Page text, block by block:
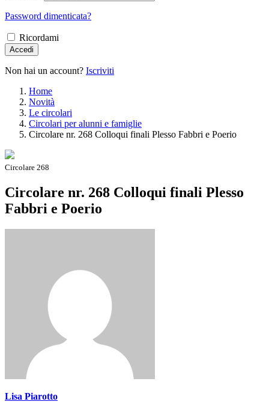
Password dimenticata?
Ricordami
Accedi
Non hai un account? Iscriviti
Home
Novità
Le circolari
Circolari per alunni e famiglie
Circolare nr. 268 Colloqui finali Plesso Fabbri e Poerio
Circolare 268
Circolare nr. 268 Colloqui finali Plesso
Fabbri e Poerio
Lisa Piarotto